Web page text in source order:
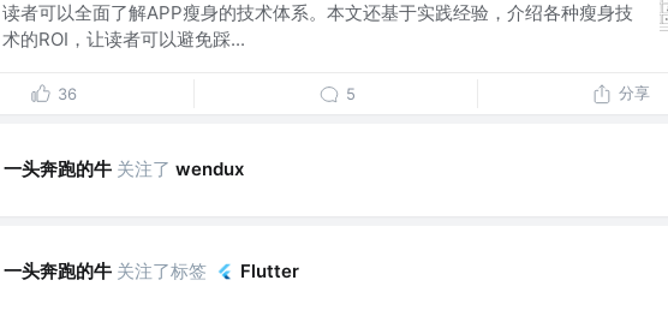
读者可以全面了解APP瘦身的技术体系。本文还基于实践经验，介绍各种瘦身技
术的ROI，让读者可以避免踩...
36 5 分享
一头奔跑的牛 关注了 wendux
一头奔跑的牛 关注了标签 Flutter